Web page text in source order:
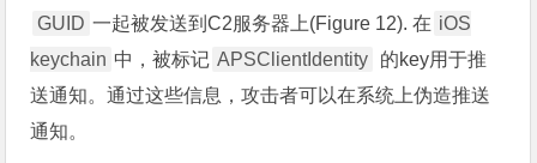
GUID 一起被发送到C2服务器上(Figure 12). 在 iOS
keychain 中，被标记 APSClientIdentity
的key用于推
送通知。通过这些信息，攻击者可以在系统上伪造推送
通知。